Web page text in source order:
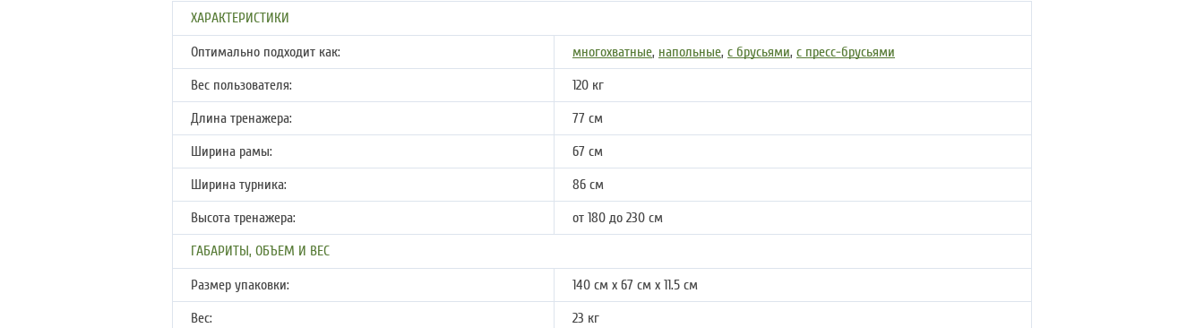
ХАРАКТЕРИСТИКИ
Оптимально подходит как:
многохватные, напольные, с брусьями, с пресс-брусьями
Вес пользователя:
120 кг
Длина тренажера:
77 см
Ширина рамы:
67 см
Ширина турника:
86 см
Высота тренажера:
от 180 до 230 см
ГАБАРИТЫ, ОБЪЕМ И ВЕС
Размер упаковки:
140 см х 67 см х 11.5 см
Вес:
23 кг